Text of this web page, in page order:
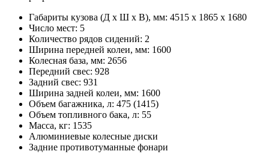
Габариты кузова (Д x Ш x В), мм: 4515 x 1865 x 1680
Число мест: 5
Количество рядов сидений: 2
Ширина передней колеи, мм: 1600
Колесная база, мм: 2656
Передний свес: 928
Задний свес: 931
Ширина задней колеи, мм: 1600
Объем багажника, л: 475 (1415)
Объем топливного бака, л: 55
Масса, кг: 1535
Алюминиевые колесные диски
Задние противотуманные фонари